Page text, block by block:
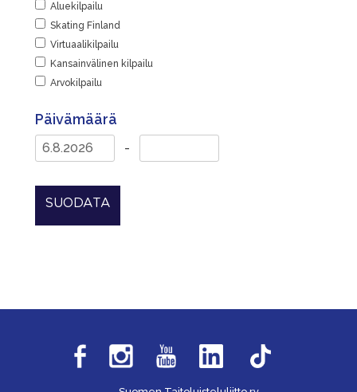
Aluekilpailu
Skating Finland
Virtuaalikilpailu
Kansainvälinen kilpailu
Arvokilpailu
Päivämäärä
-
SUODATA